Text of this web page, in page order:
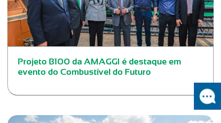
Projeto B100 da AMAGGI é destaque em
evento do Combustível do Futuro